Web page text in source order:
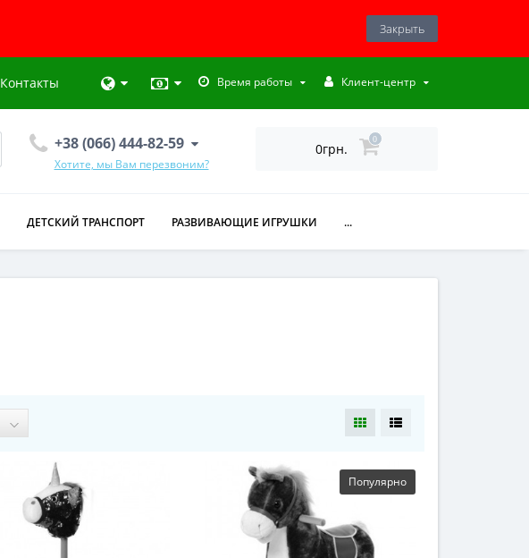
Закрыть
Контакты Время работы Клиент-центр
+38 (066) 444-82-59
Хотите, мы Вам перезвоним?
0грн.
0
ДЕТСКИЙ ТРАНСПОРТ РАЗВИВАЮЩИЕ ИГРУШКИ ...
Популярно